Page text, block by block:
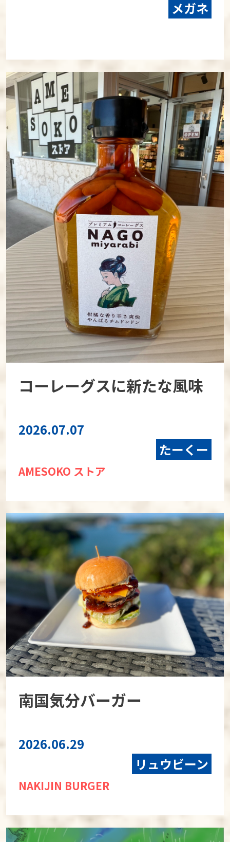
メガネ
コーレーグスに新たな風味
2026.07.07
たーくー
AMESOKO ストア
南国気分バーガー
2026.06.29
リュウビーン
NAKIJIN BURGER